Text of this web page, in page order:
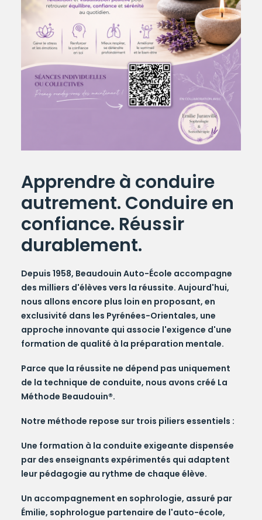
Apprendre à conduire
autrement. Conduire en
confiance. Réussir
durablement.
Depuis 1958, Beaudouin Auto-École accompagne
des milliers d'élèves vers la réussite. Aujourd'hui,
nous allons encore plus loin en proposant, en
exclusivité dans les Pyrénées-Orientales, une
approche innovante qui associe l'exigence d'une
formation de qualité à la préparation mentale.
Parce que la réussite ne dépend pas uniquement
de la technique de conduite, nous avons créé La
Méthode Beaudouin®.
Notre méthode repose sur trois piliers essentiels :
Une formation à la conduite exigeante dispensée
par des enseignants expérimentés qui adaptent
leur pédagogie au rythme de chaque élève.
Un accompagnement en sophrologie, assuré par
Émilie, sophrologue partenaire de l'auto-école,